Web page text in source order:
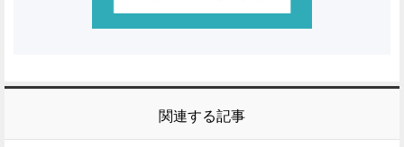
関連する記事